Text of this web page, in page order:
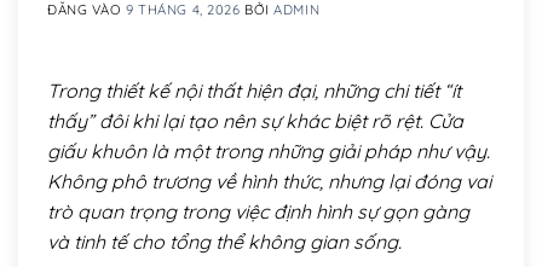
ĐĂNG VÀO9 THÁNG 4, 2026 BỞIADMIN
Trong thiết kế nội thất hiện đại, những chi tiết “ít
thấy” đôi khi lại tạo nên sự khác biệt rõ rệt. Cửa
giấu khuôn là một trong những giải pháp như vậy.
Không phô trương về hình thức, nhưng lại đóng vai
trò quan trọng trong việc định hình sự gọn gàng
và tinh tế cho tổng thể không gian sống.